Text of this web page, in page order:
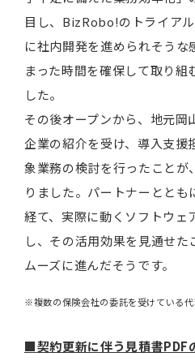
目し、BizRobo!のトライア
に社内開発を進められそうな
まった時間を確保して取り組
した。
その後オープンから、地元
企業の紹介を受け、導入支援
象業務の検討を行ったことが
りました。パートナーとと
経て、実際に動くソフトウェ
し、その活用効果を見通せた
ムーズに進んだそうです。
※複数の保険会社の委託を受けている
■契約更新に伴う見積書PDF